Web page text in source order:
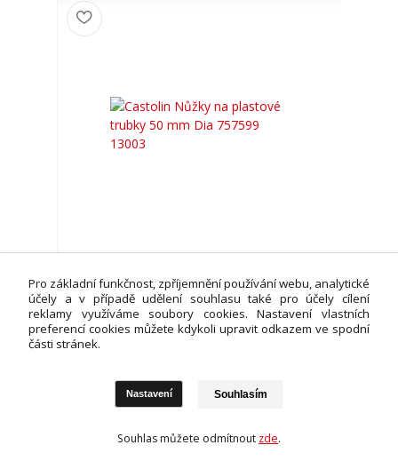
Castolin Nůžky na plastové trubky 50 mm Dia
757599 13003
1 420 Kč/ks
1 174 Kčbez DPH
Pro základní funkčnost, zpříjemnění používání webu, analytické
účely a v případě udělení souhlasu také pro účely cílení
reklamy využíváme soubory cookies. Nastavení vlastních
preferencí cookies můžete kdykoli upravit odkazem ve spodní
části stránek.
Nastavení Souhlasím
Souhlas můžete odmítnout zde.